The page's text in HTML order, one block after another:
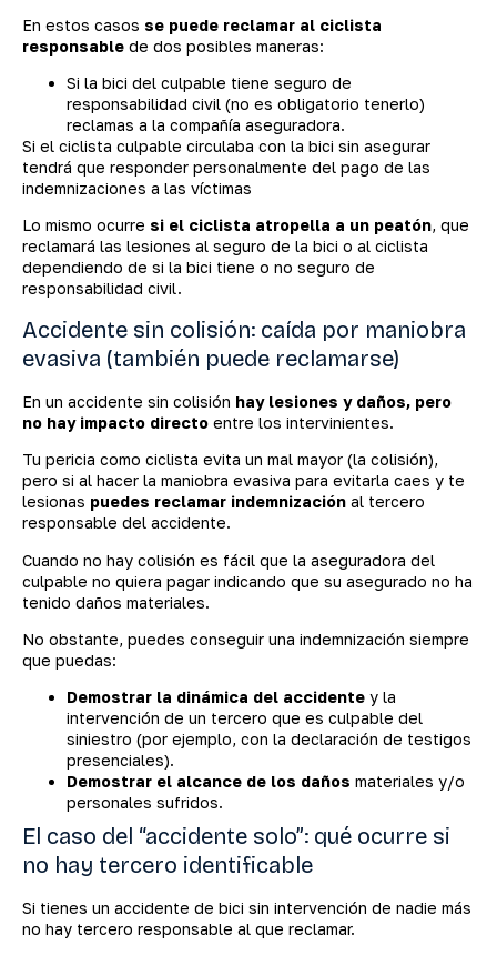
En estos casos se puede reclamar al ciclista
responsable de dos posibles maneras:
Si la bici del culpable tiene seguro de
responsabilidad civil (no es obligatorio tenerlo)
reclamas a la compañía aseguradora.
Si el ciclista culpable circulaba con la bici sin asegurar
tendrá que responder personalmente del pago de las
indemnizaciones a las víctimas
Lo mismo ocurre si el ciclista atropella a un peatón, que
reclamará las lesiones al seguro de la bici o al ciclista
dependiendo de si la bici tiene o no seguro de
responsabilidad civil.
Accidente sin colisión: caída por maniobra
evasiva (también puede reclamarse)
En un accidente sin colisión hay lesiones y daños, pero
no hay impacto directo entre los intervinientes.
Tu pericia como ciclista evita un mal mayor (la colisión),
pero si al hacer la maniobra evasiva para evitarla caes y te
lesionas puedes reclamar indemnización al tercero
responsable del accidente.
Cuando no hay colisión es fácil que la aseguradora del
culpable no quiera pagar indicando que su asegurado no ha
tenido daños materiales.
No obstante, puedes conseguir una indemnización siempre
que puedas:
Demostrar la dinámica del accidente y la
intervención de un tercero que es culpable del
siniestro (por ejemplo, con la declaración de testigos
presenciales).
Demostrar el alcance de los daños materiales y/o
personales sufridos.
El caso del “accidente solo”: qué ocurre si
no hay tercero identificable
Si tienes un accidente de bici sin intervención de nadie más
no hay tercero responsable al que reclamar.